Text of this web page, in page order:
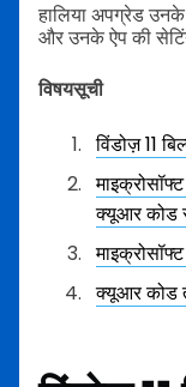
हालिया अपग्रेड
और उनके ऐप की
विषयसूची
विंडोज़ 11
क्यूआर कोड
क्यूआर कोड